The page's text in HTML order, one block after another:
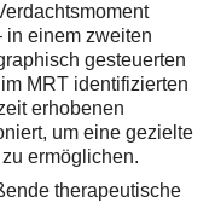
in einem zweiten
gesteuerten
MRT identifizierten
erhobenen
um eine gezielte
ermöglichen.
therapeutische